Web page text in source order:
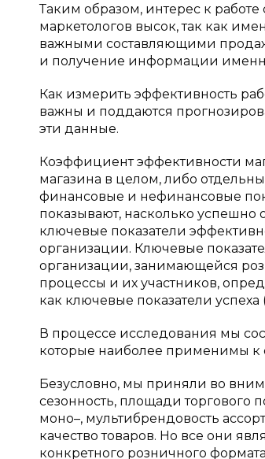
Таким образом, интерес к
маркетологов высок, так как
важными составляющими продаж
и получение информации
Как измерить эффективность
важны и поддаются
эти данные.
Коэффициент эффективности
магазина в целом, либо
финансовые и нефинансовые
показывают, насколько успешно
ключевые показатели
организации. Ключевые
организации, занимающейся
процессы и их участников,
как ключевые показатели успеха
В процессе исследования мы
которые наиболее применимы к
Безусловно, мы приняли во
сезонность, площади
моно–, мультибрендовость
качество товаров. Но все они
конкретного розничного